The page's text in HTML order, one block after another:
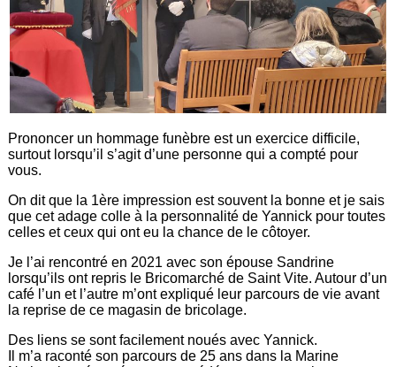
Prononcer un hommage funèbre est un exercice difficile,
surtout lorsqu’il s’agit d’une personne qui a compté pour
vous.
On dit que la 1ère impression est souvent la bonne et je sais
que cet adage colle à la personnalité de Yannick pour toutes
celles et ceux qui ont eu la chance de le côtoyer.
Je l’ai rencontré en 2021 avec son épouse Sandrine
lorsqu’ils ont repris le Bricomarché de Saint Vite. Autour d’un
café l’un et l’autre m’ont expliqué leur parcours de vie avant
la reprise de ce magasin de bricolage.
Des liens se sont facilement noués avec Yannick.
Il m’a raconté son parcours de 25 ans dans la Marine